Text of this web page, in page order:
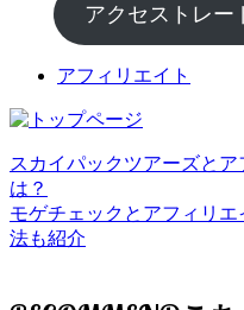
アクセストレー
アフィリエイト
スカイパックツアーズと
は？
モゲチェックとアフィリ
法も紹介